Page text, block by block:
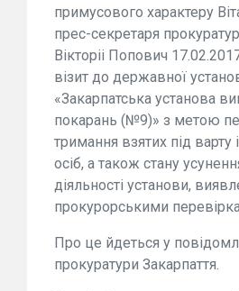
примусового характеру
прес-секретаря
Вікторіі Попович
візит до державної
«Закарпатська установа
покарань (№9)» з метою
тримання взятих під варту
осіб, а також стану
діяльності установи,
прокурорськими
Про це йдеться у
прокуратури Закарпаття.